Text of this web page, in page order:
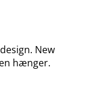
New
hænger.